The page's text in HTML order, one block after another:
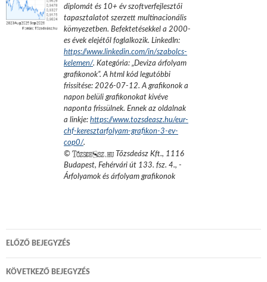
diplomát és 10+ év szoftverfejlesztői
tapasztalatot szerzett multinacionális
környezetben. Befektetésekkel a 2000-
es évek elejétől foglalkozik. LinkedIn:
https://www.linkedin.com/in/szabolcs-
kelemen/. Kategória: „Deviza árfolyam
grafikonok”.A html kód legutóbbi
frissítése: 2026-07-12. A grafikonok a
napon belüli grafikonokat kivéve
naponta frissülnek. Ennek az oldalnak
a linkje: https://www.tozsdeasz.hu/eur-
chf-keresztarfolyam-grafikon-3-ev-
cop0/.
©
Tőzsdeász Kft., 1116
Budapest, Fehérvári út 133. fsz. 4., -
Árfolyamok és árfolyam grafikonok
Bejegyzés
navigáció
ELŐZŐ BEJEGYZÉS
KÖVETKEZŐ BEJEGYZÉS